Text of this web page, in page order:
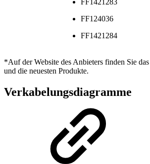
FF1421283
FF124036
FF1421284
*Auf der Website des Anbieters finden Sie
und die neuesten Produkte.
Verkabelungsdiagramme